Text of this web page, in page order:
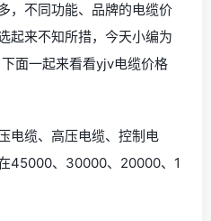
，不同功能、品牌的电缆价
起来不知所措，今天小编为
面一起来看看yjv电缆价格
电缆、高压电缆、控制电
45000、30000、20000、1